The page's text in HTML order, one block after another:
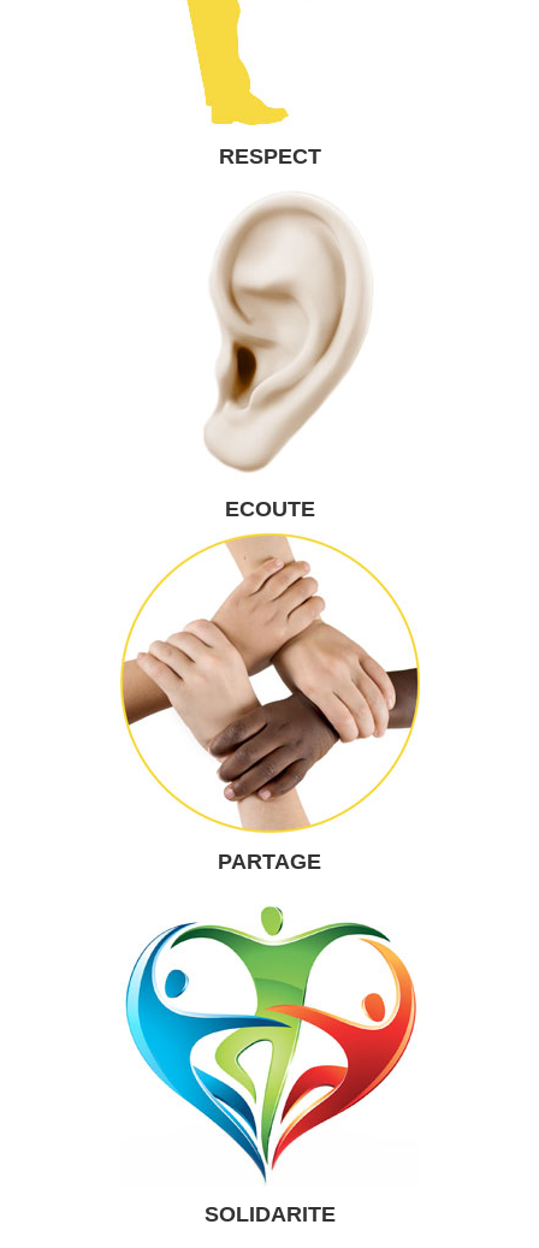
RESPECT
ECOUTE
PARTAGE
SOLIDARITE